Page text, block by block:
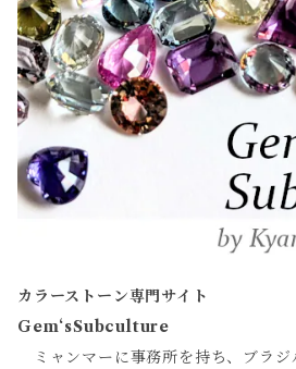
カラーストーン専門サイト
Gem‘sSubculture
ミャンマーに事務所を持ち、ブラジ